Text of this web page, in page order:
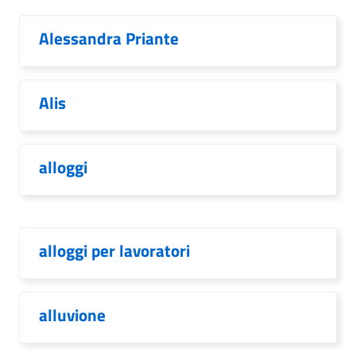
Alessandra Priante
Alis
alloggi
alloggi per lavoratori
alluvione